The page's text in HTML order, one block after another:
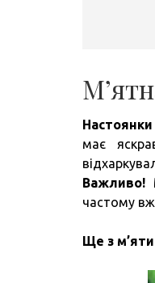
Настоянки
має
Важливо!
частому
Ще з